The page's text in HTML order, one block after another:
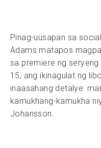
Pinag-uusapan sa
Adams matapos
sa premiere ng seryeng
15, ang ikinagulat ng
inaasahang detalye:
kamukhang-kamukha
Johansson.